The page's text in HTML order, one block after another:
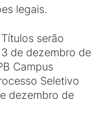
legais.
serão
de dezembro de
Campus
Seletivo
dezembro de